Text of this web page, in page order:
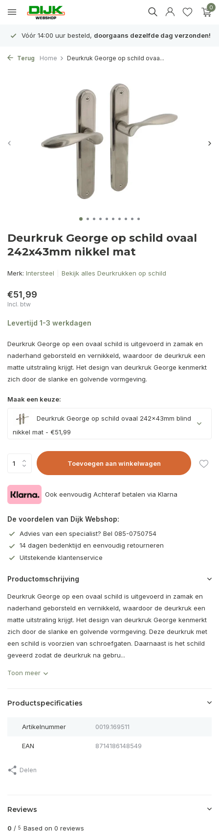
0
Vóór 14:00 uur besteld, doorgaans dezelfde dag verzonden!
Terug Home Deurkruk George op schild ovaa...
Deurkruk George op schild ovaal
242x43mm nikkel mat
Merk: Intersteel Bekijk alles Deurkrukken op schild
€51,99
Incl. btw
Levertijd 1-3 werkdagen
Deurkruk George op een ovaal schild is uitgevoerd in zamak en
naderhand geborsteld en vernikkeld, waardoor de deurkruk een
matte uitstraling krijgt. Het design van deurkruk George kenmerkt
zich door de slanke en golvende vormgeving.
Maak een keuze:
Deurkruk George op schild ovaal 242x43mm blind
nikkel mat - €51,99
Toevoegen aan winkelwagen
Ook eenvoudig Achteraf betalen via Klarna
De voordelen van Dijk Webshop:
Advies van een specialist? Bel 085-0750754
14 dagen bedenktijd en eenvoudig retourneren
Uitstekende klantenservice
Productomschrijving
Deurkruk George op een ovaal schild is uitgevoerd in zamak en
naderhand geborsteld en vernikkeld, waardoor de deurkruk een
matte uitstraling krijgt. Het design van deurkruk George kenmerkt
zich door de slanke en golvende vormgeving. Deze deurkruk met
een schild is voorzien van schroefgaten. Daarnaast is het schild
geveerd zodat de deurkruk na gebru...
Toon meer
Productspecificaties
Artikelnummer 0019.169511
EAN 8714186148549
Delen
Reviews
0 / 5 Based on 0 reviews